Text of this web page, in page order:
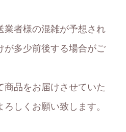
業者様の混雑が予想され
が多少前後する場合がご
商品をお届けさせていた
しくお願い致します。